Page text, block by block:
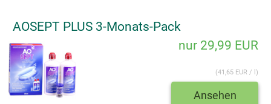
AOSEPT PLUS 3-Monats-Pack
nur 29,99 EUR
(41,65 EUR / l)
Ansehen